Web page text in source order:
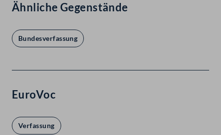
Ähnliche Gegenstände
Bundesverfassung
EuroVoc
Verfassung